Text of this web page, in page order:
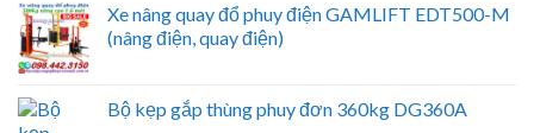
Xe nâng quay đổ phuy điện GAMLIFT EDT500-M
(nâng điện, quay điện)
Bộ kẹp gắp thùng phuy đơn 360kg DG360A